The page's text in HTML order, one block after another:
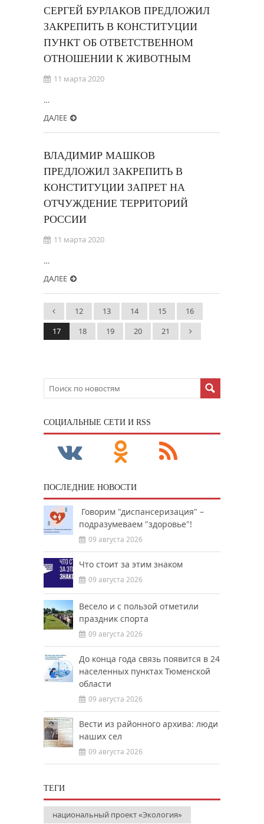
СЕРГЕЙ БУРЛАКОВ ПРЕДЛОЖИЛ
ЗАКРЕПИТЬ В КОНСТИТУЦИИ
ПУНКТ ОБ ОТВЕТСТВЕННОМ
ОТНОШЕНИИ К ЖИВОТНЫМ
11 марта 2020
…
ДАЛЕЕ
ВЛАДИМИР МАШКОВ
ПРЕДЛОЖИЛ ЗАКРЕПИТЬ В
КОНСТИТУЦИИ ЗАПРЕТ НА
ОТЧУЖДЕНИЕ ТЕРРИТОРИЙ
РОССИИ
11 марта 2020
…
ДАЛЕЕ
12 13 14 15
16
17
18 19 20 21
CОЦИАЛЬНЫЕ СЕТИ И RSS
ПОСЛЕДНИЕ НОВОСТИ
Говорим "диспансеризация" –
подразумеваем "здоровье"!
09 августа 2026
Что стоит за этим знаком
09 августа 2026
Весело и с пользой отметили
праздник спорта
09 августа 2026
До конца года связь появится в 24
населенных пунктах Тюменской
области
09 августа 2026
Вести из районного архива: люди
наших сел
09 августа 2026
ТЕГИ
национальный проект «Экология»